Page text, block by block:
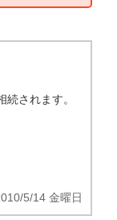
されます。
5/14 金曜日